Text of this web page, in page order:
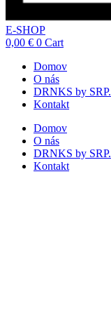
E-SHOP
0,00 € 0 Cart
Domov
O nás
DRNKS by SRP.
Kontakt
Domov
O nás
DRNKS by SRP.
Kontakt